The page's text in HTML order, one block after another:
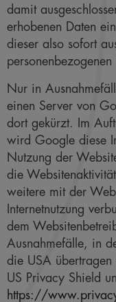
damit
erhobenen Daten
dieser also sofort
Nur in
einen Server von
dort gekürzt. Im
wird Google diese
Nutzung der
die
weitere mit der
Internetnutzung
dem
Ausnahmefälle, in
die USA
US Privacy Shield
https://